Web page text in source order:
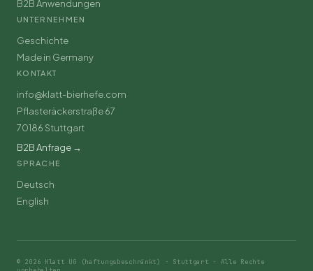
B2B Anwendungen
UNTERNEHMEN
Geschichte
Made in Germany
KONTAKT
info@klatt-bierhefe.com
Pflasteräckerstraße 67
70186 Stuttgart
B2B Anfrage →
SPRACHE
Deutsch
English
© 2026 Klatt UG (haftungsbeschränkt) · Stuttgart · Alle Rechte